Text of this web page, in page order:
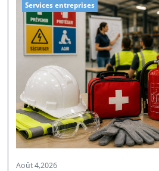
Services entreprises
Août 4,2026